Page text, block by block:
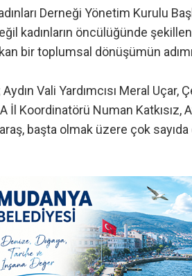
Derneği Yönetim Kurulu
kadınların öncülüğünde
bir toplumsal dönüşümün
Vali Yardımcısı Meral
İl Koordinatörü Numan Katkısız,
başta olmak üzere çok sayıda